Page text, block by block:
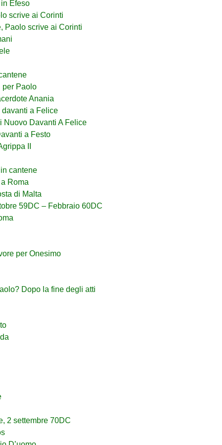
Efeso
scrive ai Corinti
Paolo scrive ai Corinti
per Paolo
Anania
a Felice
Nuovo Davanti A Felice
a Festo
II
cantene
Roma
di Malta
59DC – Febbraio 60DC
per Onesimo
Dopo la fine degli atti
2 settembre 70DC